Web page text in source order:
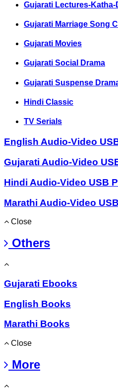
Gujarati Lectures-
Gujarati Marriage Song
Gujarati Movies
Gujarati Social Drama
Gujarati Suspense
Hindi Classic
TV Serials
English Audio-Video
Gujarati Audio-Video
Hindi Audio-Video USB
Marathi Audio-Video
Close
Others
Gujarati Ebooks
English Books
Marathi Books
Close
More